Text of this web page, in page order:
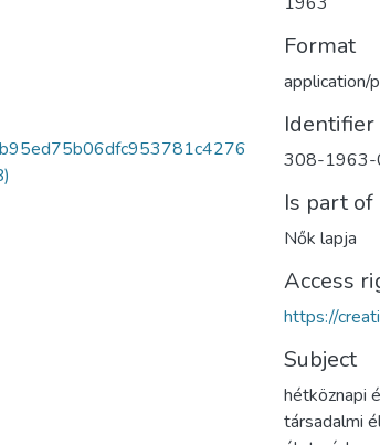
Format
application/
Identifier
308-1963-
Is part of
Nők lapja
Access
https://
Subject
hétköznapi
társadalmi